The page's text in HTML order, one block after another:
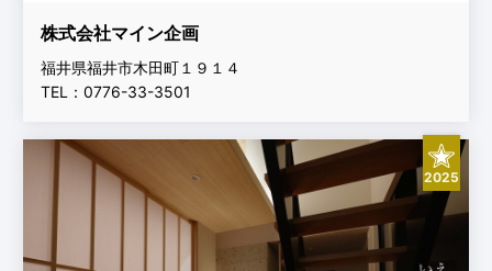
株式会社マイン企画
福井県福井市木田町１９１４
TEL：0776-33-3501
2025